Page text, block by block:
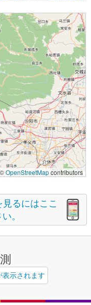
OpenStreetMapcontributors
るにはここ
。
示されます